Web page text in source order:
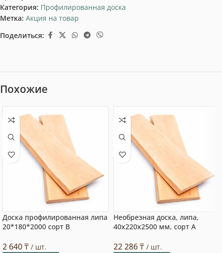
Категория: Профилированная доска
Метка: Акция на товар
Поделиться:
Похожие
Доска профилированная липа
20*180*2000 сорт В
2 640₸ / шт.
Необрезная доска, липа,
40x220x2500 мм, сорт A
22 286₸ / шт.